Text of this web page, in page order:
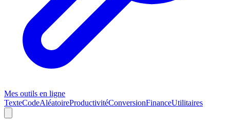
Mes outils en ligne
TexteCodeAléatoireProductivitéConversionFinanceUtilitaires